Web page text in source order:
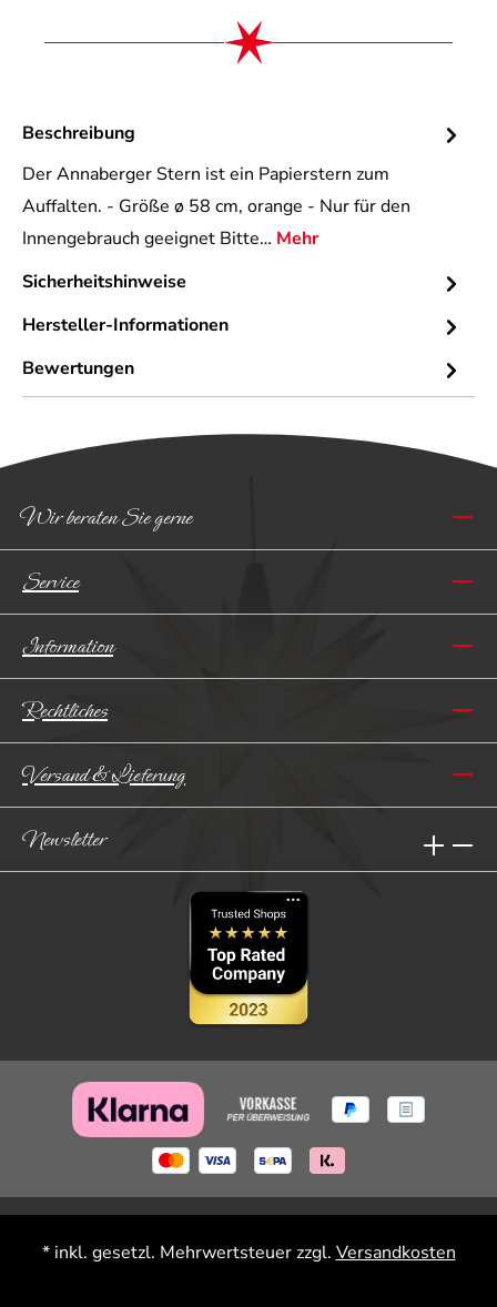
Beschreibung
Der Annaberger Stern ist ein Papierstern zum
Auffalten. - Größe ø 58 cm, orange - Nur für den
Innengebrauch geeignet Bitte… Mehr
Sicherheitshinweise
Hersteller-Informationen
Bewertungen
Wir beraten Sie gerne
Service
Information
Rechtliches
Versand & Lieferung
Newsletter
* inkl. gesetzl. Mehrwertsteuer zzgl. Versandkosten